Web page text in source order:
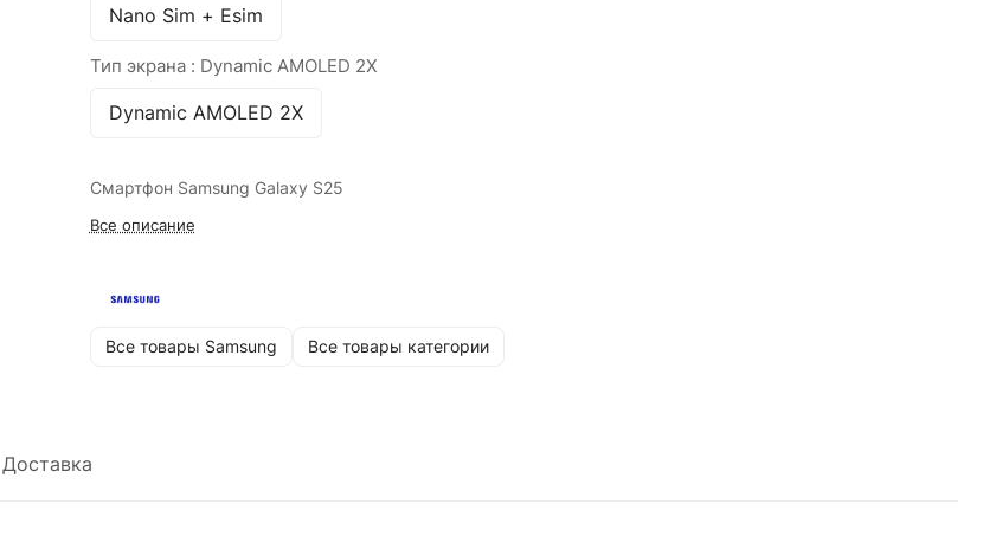
Nano Sim + Esim
Тип экрана : Dynamic AMOLED 2X
Dynamic AMOLED 2X
Смартфон Samsung Galaxy S25
Все описание
Все товары Samsung Все товары категории
Доставка